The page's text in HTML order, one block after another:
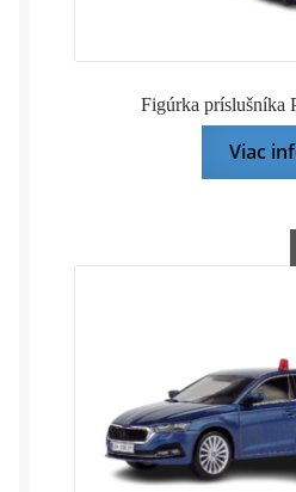
Figúrka príslušníka
Viac